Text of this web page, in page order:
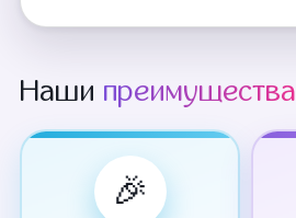
Наши преимущества
🎉